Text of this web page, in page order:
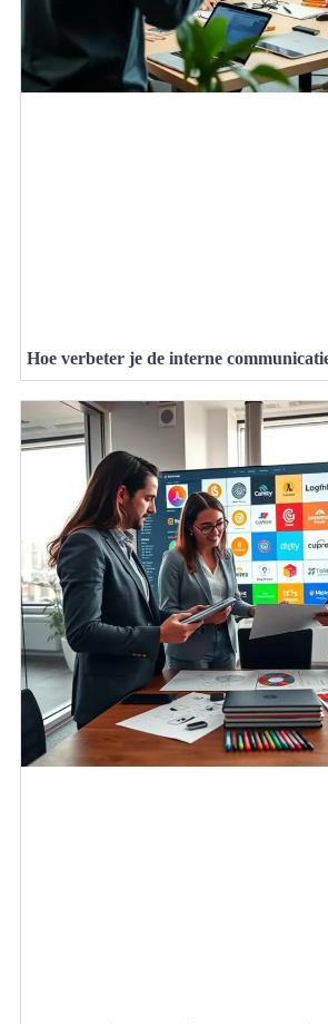
Hoe verbeter je de interne